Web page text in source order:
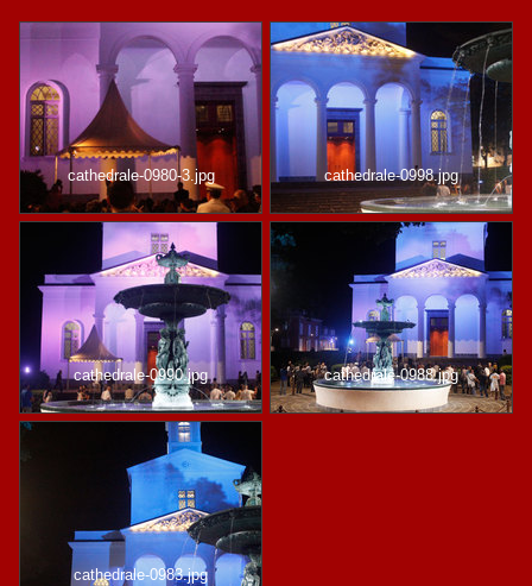
cathedrale-0980-3.jpg cathedrale-0998.jpg
cathedrale-0990.jpg cathedrale-0988.jpg
cathedrale-0983.jpg